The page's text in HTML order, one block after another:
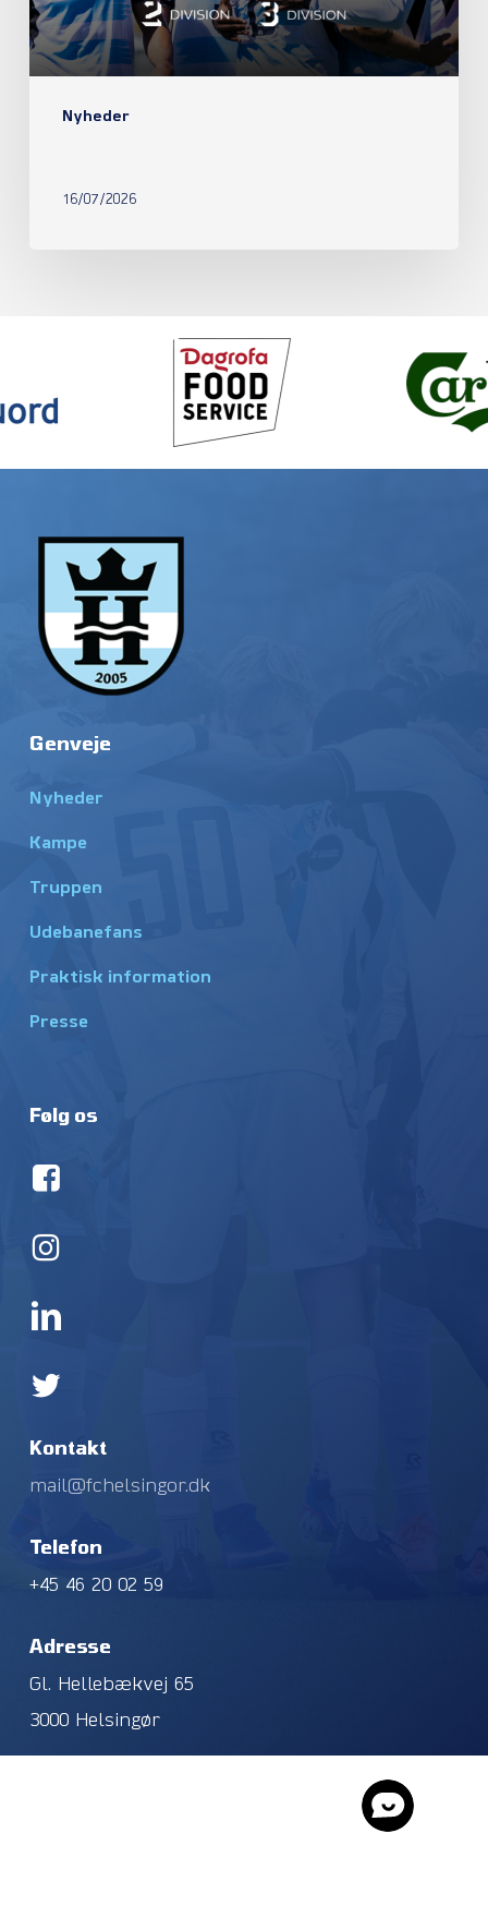
Nyheder
16/07/2026
Genveje
Nyheder
Kampe
Truppen
Udebanefans
Praktisk information
Presse
Følg os
Kontakt
mail@fchelsingor.dk
Telefon
+45 46 20 02 59
Adresse
Gl. Hellebækvej 65
3000 Helsingør